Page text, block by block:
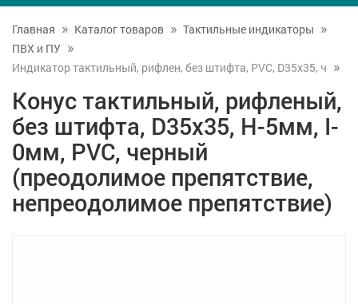
Главная Каталог товаров
Тактильные индикаторы
ПВХ и ПУ
Индикатор тактильный, рифлен, без штифта, PVC, D35x35, ч
Конус тактильный, рифленый,
без штифта, D35x35, H-5мм, I-
0мм, PVC, черный
(преодолимое препятствие,
непреодолимое препятствие)